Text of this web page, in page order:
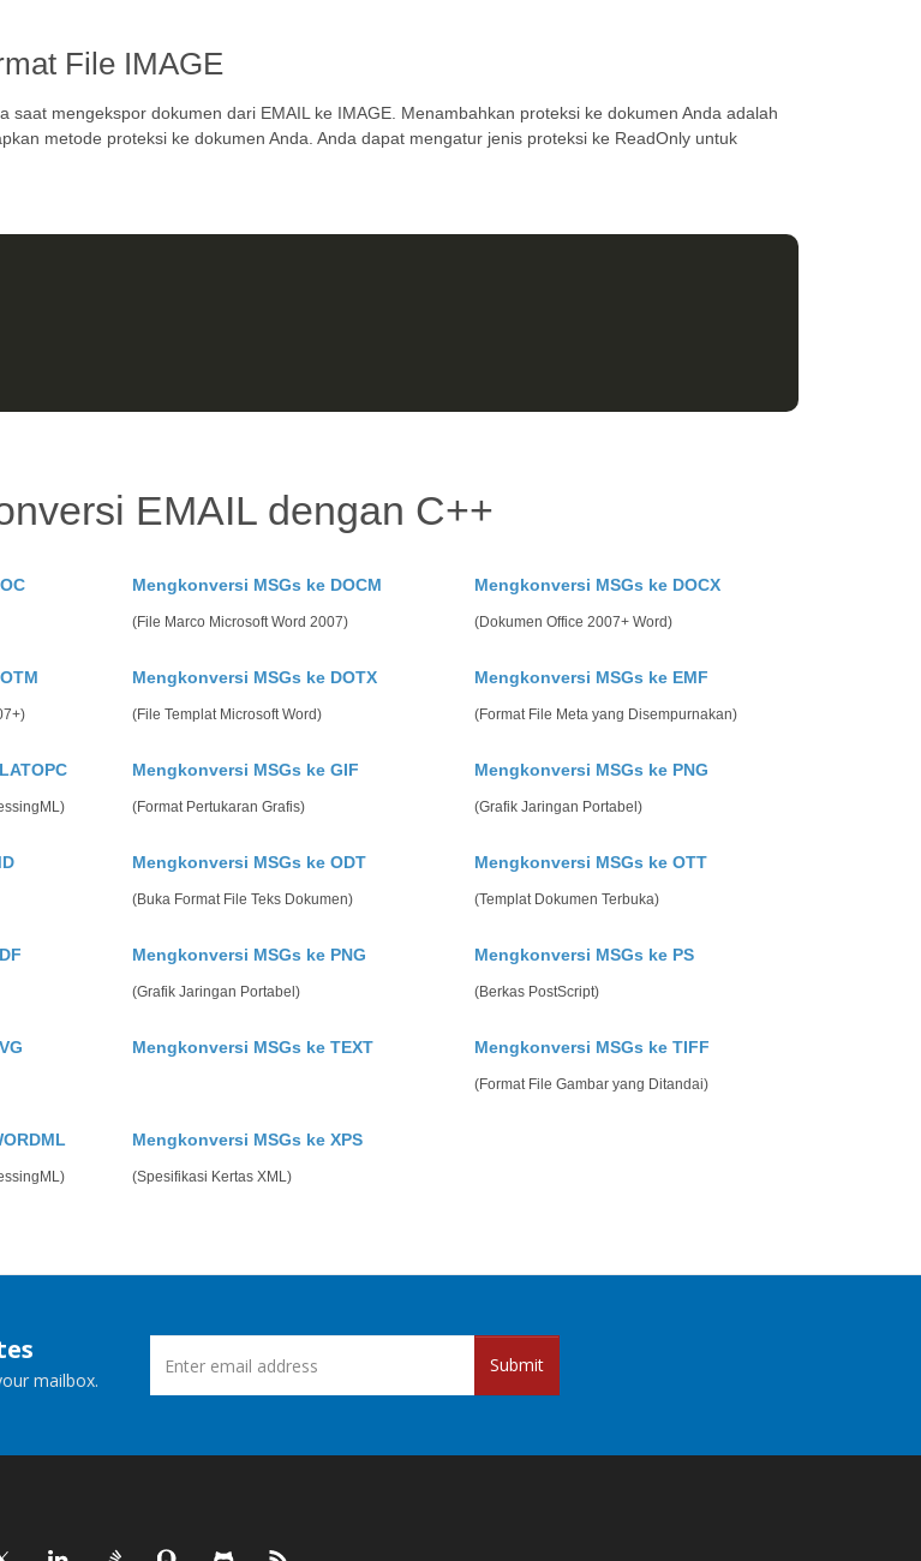
File IMAGE
mengekspor dokumen dari EMAIL ke IMAGE. Menambahkan proteksi ke dokumen Anda adalah
metode proteksi ke dokumen Anda. Anda dapat mengatur jenis proteksi ke ReadOnly untuk
EMAIL dengan C++
Mengkonversi MSGs ke DOCM
(File Marco Microsoft Word 2007)
Mengkonversi MSGs ke DOCX
(Dokumen Office 2007+ Word)
Mengkonversi MSGs ke DOTX
(File Templat Microsoft Word)
Mengkonversi MSGs ke EMF
(Format File Meta yang Disempurnakan)
Mengkonversi MSGs ke GIF
(Format Pertukaran Grafis)
Mengkonversi MSGs ke PNG
(Grafik Jaringan Portabel)
Mengkonversi MSGs ke ODT
(Buka Format File Teks Dokumen)
Mengkonversi MSGs ke OTT
(Templat Dokumen Terbuka)
Mengkonversi MSGs ke PNG
(Grafik Jaringan Portabel)
Mengkonversi MSGs ke PS
(Berkas PostScript)
Mengkonversi MSGs ke TEXT Mengkonversi MSGs ke TIFF
(Format File Gambar yang Ditandai)
Mengkonversi MSGs ke XPS
(Spesifikasi Kertas XML)
mailbox.
Submit